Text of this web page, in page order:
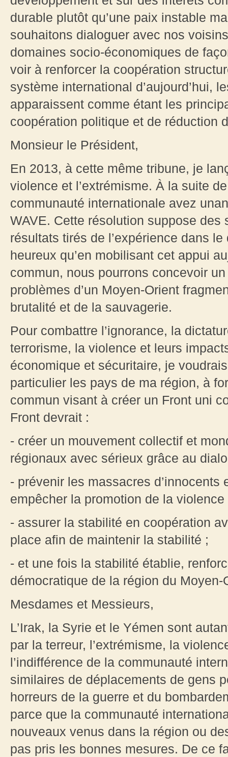
durable plutôt qu’une paix instable
souhaitons dialoguer avec nos
domaines socio-économiques de
voir à renforcer la coopération
système international d’aujourd’hui,
apparaissent comme étant les
coopération politique et de réduction
Monsieur le Président,
En 2013, à cette même tribune, je
violence et l’extrémisme. À la suite
communauté internationale avez
WAVE. Cette résolution suppose des
résultats tirés de l’expérience dans
heureux qu’en mobilisant cet appui
commun, nous pourrons concevoir
problèmes d’un Moyen-Orient
brutalité et de la sauvagerie.
Pour combattre l’ignorance, la
terrorisme, la violence et leurs
économique et sécuritaire, je
particulier les pays de ma région, à
commun visant à créer un Front uni
Front devrait :
- créer un mouvement collectif et
régionaux avec sérieux grâce au
- prévenir les massacres
empêcher la promotion de la violence
- assurer la stabilité en coopération
place afin de maintenir la stabilité ;
- et une fois la stabilité établie,
démocratique de la région du Moyen-
Mesdames et Messieurs,
L’Irak, la Syrie et le Yémen sont
par la terreur, l’extrémisme, la
l’indifférence de la communauté
similaires de déplacements de gens
horreurs de la guerre et du
parce que la communauté
nouveaux venus dans la région ou
pas pris les bonnes mesures. De ce